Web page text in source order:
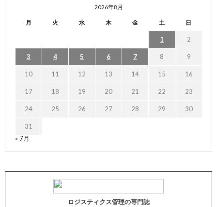
2026年8月
月 火 水 木 金 土 日
1 2
3 4 5 6 7 8 9
10 11 12 13 14 15 16
17 18 19 20 21 22 23
24 25 26 27 28 29 30
31
« 7月
ロジスティクス管理の専門誌